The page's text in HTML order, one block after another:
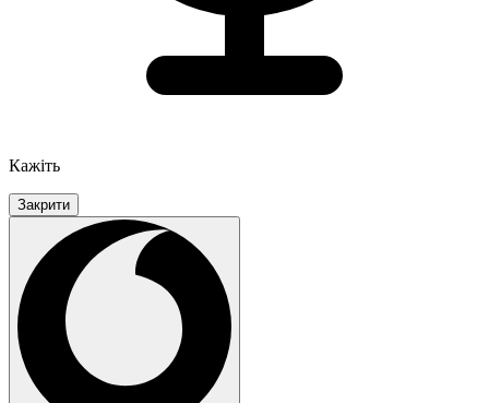
Кажіть
Закрити